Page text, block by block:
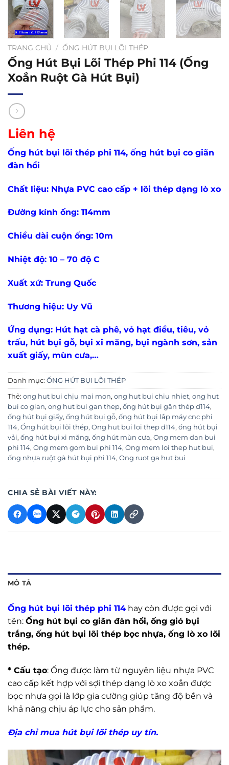
TRANG CHỦ / ỐNG HÚT BỤI LÕI THÉP
Ống Hút Bụi Lõi Thép Phi 114 (Ống
Xoắn Ruột Gà Hút Bụi)
Liên hệ
Ống hút bụi lõi thép phi 114, ống hút bụi co giãn
đàn hồi
Chất liệu: Nhựa PVC cao cấp + lõi thép dạng lò xo
Đường kính ống: 114mm
Chiều dài cuộn ống: 10m
Nhiệt độ: 10 – 70 độ C
Xuất xứ: Trung Quốc
Thương hiệu: Uy Vũ
Ứng dụng: Hút hạt cà phê, vỏ hạt điều, tiêu, vỏ
trấu, hút bụi gỗ, bụi xi măng, bụi ngành sơn, sản
xuất giấy, mùn cưa,…
Danh mục: ỐNG HÚT BỤI LÕI THÉP
Thẻ: ong hut bui chịu mai mon, ong hut bui chiu nhiet, ong hut
bui co gian, ong hut bui gan thep, ống hút bụi gân thép d114,
ống hút bụi giấy, ống hút bụi gỗ, ống hút bụi lắp máy cnc phi
114, Ống hút bụi lõi thép, Ong hut bui loi thep d114, ống hút bụi
vải, ống hút bụi xi măng, ống hút mùn cưa, Ong mem dan bui
phi 114, Ong mem gom bui phi 114, Ong mem loi thep hut bui,
ống nhựa ruột gà hút bụi phi 114, Ong ruot ga hut bui
CHIA SẺ BÀI VIẾT NÀY:
MÔ TẢ
Ống hút bụi lõi thép phi 114 hay còn được gọi với
tên: Ống hút bụi co giãn đàn hồi, ống gió bụi
trắng, ống hút bụi lõi thép bọc nhựa, ống lò xo lõi
thép.
* Cấu tạo: Ống được làm từ nguyên liệu nhựa PVC
cao cấp kết hợp với sợi thép dạng lò xo xoắn được
bọc nhựa gọi là lớp gia cường giúp tăng độ bền và
khả năng chịu áp lực cho sản phẩm.
Địa chỉ mua hút bụi lõi thép uy tín.